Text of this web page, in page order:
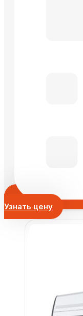
Узнать цену